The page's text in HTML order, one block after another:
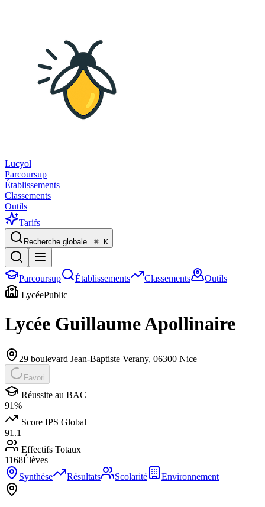
Lucyol
Parcoursup
Établissements
Classements
Outils
Tarifs
Recherche globale...⌘ K
Parcoursup Établissements Classements
Outils
LycéePublic
Lycée Guillaume Apollinaire
29 boulevard Jean-Baptiste Verany, 06300 Nice
Favori
Réussite au BAC
91%
Score IPS Global
91.1
Effectifs Totaux
1168Élèves
Synthèse
Résultats Scolarité Environnement